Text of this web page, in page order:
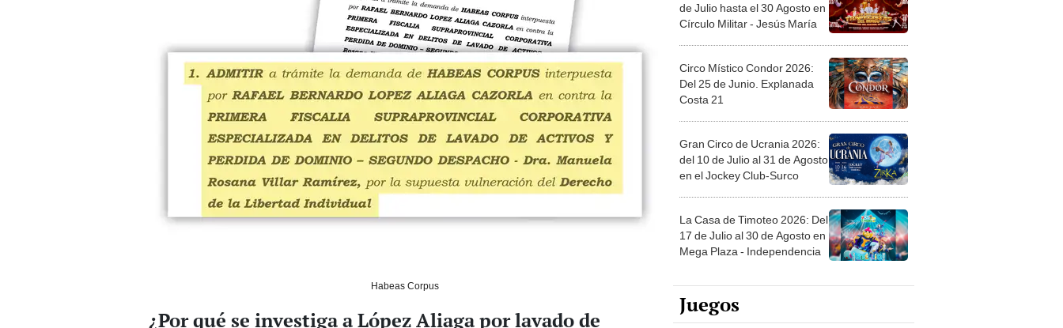
Habeas Corpus
¿Por qué se investiga a López Aliaga por lavado de
de Julio hasta el 30 Agosto en
Círculo Militar - Jesús María
Circo Místico Condor 2026:
Del 25 de Junio. Explanada
Costa 21
Gran Circo de Ucrania 2026:
del 10 de Julio al 31 de Agosto
en el Jockey Club-Surco
La Casa de Timoteo 2026: Del
17 de Julio al 30 de Agosto en
Mega Plaza - Independencia
Juegos